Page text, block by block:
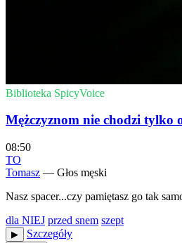
Biblioteka SpicyVoice
Mężczyznom nie chodzi tylko
08:50
TO
Tomasz — Głos męski
Nasz spacer...czy pamiętasz go tak
dla NIEJ przed snem szept
▶︎ Szczegóły